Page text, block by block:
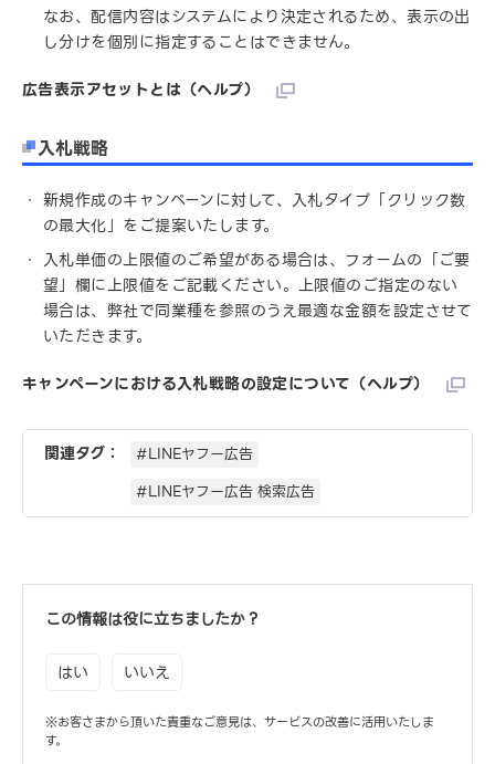
なお、配信内容はシステムにより決定されるため、表示の出
し分けを個別に指定することはできません。
広告表示アセットとは（ヘルプ）
入札戦略
新規作成のキャンペーンに対して、入札タイプ「クリック数
の最大化」をご提案いたします。
入札単価の上限値のご希望がある場合は、フォームの「ご要
望」欄に上限値をご記載ください。上限値のご指定のない
場合は、弊社で同業種を参照のうえ最適な金額を設定させて
いただきます。
キャンペーンにおける入札戦略の設定について（ヘルプ）
関連タグ：
#LINEヤフー広告
#LINEヤフー広告 検索広告
この情報は役に立ちましたか？
はい いいえ
※お客さまから頂いた貴重なご意見は、サービスの改善に活用いたしま
す。